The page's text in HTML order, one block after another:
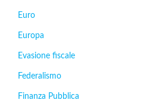
Euro
Europa
Evasione fiscale
Federalismo
Finanza Pubblica